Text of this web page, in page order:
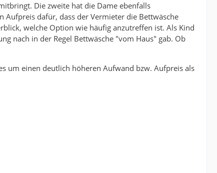
Die zweite hat die Dame ebenfalls
dafür, dass der Vermieter die Bettwäsche
welche Option wie häufig anzutreffen ist. Als Kind
nach in der Regel Bettwäsche "vom Haus" gab. Ob
um einen deutlich höheren Aufwand bzw. Aufpreis als